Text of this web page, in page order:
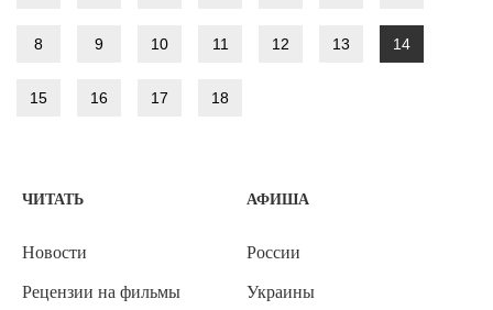
8 9 10 11 12 13 14
15 16 17 18
ЧИТАТЬ
Новости
Рецензии на фильмы
АФИША
России
Украины